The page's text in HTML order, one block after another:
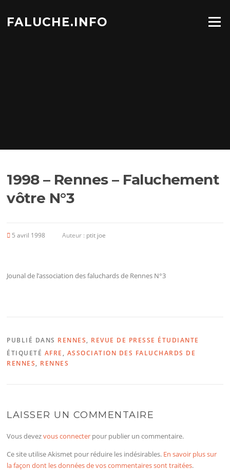
contenu
FALUCHE.INFO Menu
1998 – Rennes – Faluchement
vôtre N°3
5 avril 1998 Auteur : ptit joe
Jounal de l’association des faluchards de Rennes N°3
PUBLIÉ DANS RENNES, REVUE DE PRESSE ÉTUDIANTE
ÉTIQUETÉ AFRE , ASSOCIATION DES FALUCHARDS DE
RENNES, RENNES
LAISSER UN COMMENTAIRE
Vous devezvous connecter pour publier un commentaire.
Ce site utilise Akismet pour réduire les indésirables. En savoir plus sur
la façon dont les données de vos commentaires sont traitées.